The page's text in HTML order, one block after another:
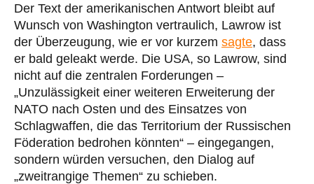
Der Text der amerikanischen Antwort bleibt auf
Wunsch von Washington vertraulich, Lawrow ist
der Überzeugung, wie er vor kurzem sagte, dass
er bald geleakt werde. Die USA, so Lawrow, sind
nicht auf die zentralen Forderungen –
„Unzulässigkeit einer weiteren Erweiterung der
NATO nach Osten und des Einsatzes von
Schlagwaffen, die das Territorium der Russischen
Föderation bedrohen könnten“ – eingegangen,
sondern würden versuchen, den Dialog auf
„zweitrangige Themen“ zu schieben.